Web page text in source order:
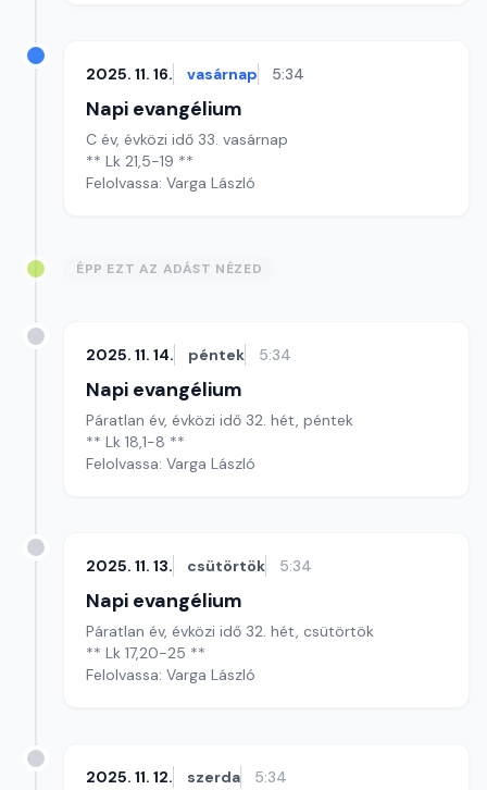
2025. 11. 16. vasárnap 5:34
Napi evangélium
C év, évközi idő 33. vasárnap
** Lk 21,5-19 **
Felolvassa: Varga László
ÉPP EZT AZ ADÁST NÉZED
2025. 11. 14. péntek 5:34
Napi evangélium
Páratlan év, évközi idő 32. hét, péntek
** Lk 18,1-8 **
Felolvassa: Varga László
2025. 11. 13. csütörtök 5:34
Napi evangélium
Páratlan év, évközi idő 32. hét, csütörtök
** Lk 17,20-25 **
Felolvassa: Varga László
2025. 11. 12. szerda 5:34